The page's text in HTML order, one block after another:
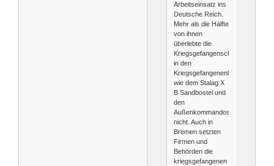
Arbeitseinsatz ins
Deutsche Reich.
Mehr als die Hälfte
von ihnen
überlebte die
Kriegsgefangenschaft
in den
Kriegsgefangenenlagern
wie dem Stalag X
B Sandbostel und
den
Außenkommandos
nicht. Auch in
Bremen setzten
Firmen und
Behörden die
kriegsgefangenen